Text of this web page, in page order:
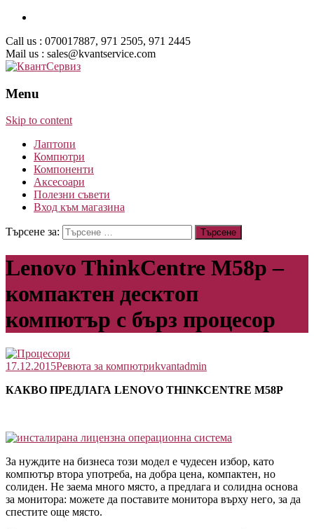
Call us : 070017887, 971 2505, 971 2445
Mail us : sales@kvantservice.com
Menu
Skip to content
Лаптопи
Компютри
Компоненти
Аксесоари
Полезни съвети
Вход към магазина
Търсене за:
Lenovo ThinkCentre M58p –
компактен десктоп
компютър с бърз процесор
17.12.2015Ревюта за компютриkvantadmin
КАКВО ПРЕДЛАГА LENOVO THINKCENTRE M58P
За нуждите на бизнеса този модел е чудесен избор, като
компютър втора употреба, на добра цена, компактен, но
солиден. Не заема много място, а предлага и солидна основа
за монитора: можете да поставите монитора върху него, за да
спестите още място.